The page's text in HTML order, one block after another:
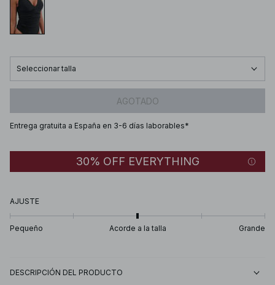
Seleccionar talla
AGOTADO
Entrega gratuita a España en 3-6 días laborables*
30% OFF EVERYTHING
AJUSTE
Pequeño Acorde a la talla Grande
DESCRIPCIÓN DEL PRODUCTO